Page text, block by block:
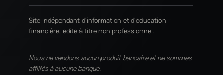
Site indépendant d'information et d'éducation
financière, édité à titre non professionnel.
Nous ne vendons aucun produit bancaire et ne sommes
affiliés à aucune banque.